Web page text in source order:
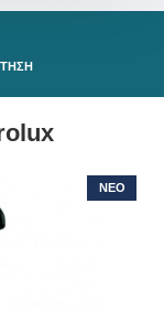
ΝΕΟ